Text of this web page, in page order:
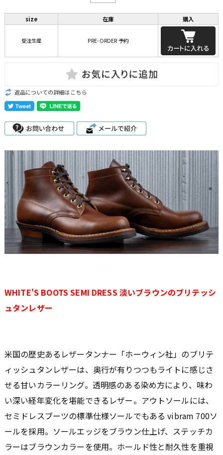
size 在庫 購入
受注生産 PRE-ORDER 予約
返品についての詳細はこちら
WHITE'S BOOTS SEMI DRESS 淡いブラウンのブリテッシ
ュタンレザー
米国の歴史あるレザータンナー「ホーウィン社」のブリテ
ィッシュタンレザーは、奥行が有りつつもライトに感じさ
せる甘いカラーリング。透明感のある染め方により、味わ
い深い経年変化を堪能できるレザー。アウトソールには、
セミドレスブーツの標準仕様ソールでもある vibram 700ソ
ールを採用。ソールエッジをブラウン仕上げ、ステッチカ
ラーはブラウンカラーを使用。ホールド性と耐久性を重視